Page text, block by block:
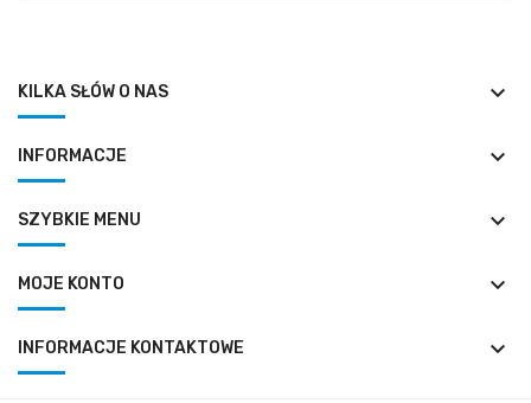
KILKA SŁÓW O NAS keyboard_arrow_down
INFORMACJE keyboard_arrow_down
SZYBKIE MENU keyboard_arrow_down
MOJE KONTO keyboard_arrow_down
INFORMACJE KONTAKTOWE keyboard_arrow_down